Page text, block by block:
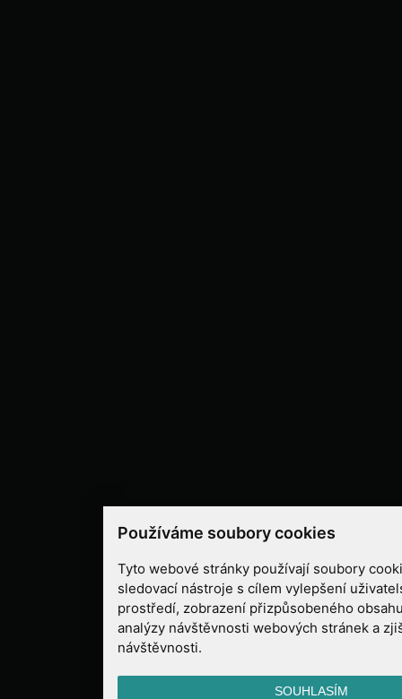
Používáme soubory cookies
Tyto webové stránky používají soubory
sledovací nástroje s cílem vylepšení
prostředí, zobrazení přizpůsobeného
analýzy návštěvnosti webových stránek a
návštěvnosti.
SOUHLASÍM